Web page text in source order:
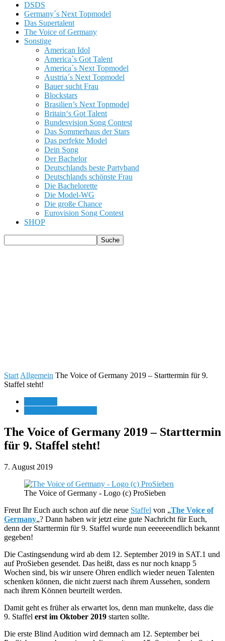
DSDS
Germany´s Next Topmodel
Das Supertalent
The Voice of Germany
Sonstige
American Idol
America´s Got Talent
America´s Next Topmodel
Austria´s Next Topmodel
Bauer sucht Frau
Blockstars
Brasilien’s Next Topmodel
Britain‘s Got Talent
Bundesvision Song Contest
Das Sommerhaus der Stars
Das perfekte Model
Dein Song
Der Bachelor
Deutschlands beste Partyband
Deutschlands schönste Frau
Die Bachelorette
Die Model-WG
Die große Chance
Eurovision Song Contest
SHOP
Start Allgemein The Voice of Germany 2019 – Starttermin für 9.
Staffel steht!
The Voice of Germany 2019 – Starttermin
für 9. Staffel steht!
7. August 2019
The Voice of Germany - Logo (c) ProSieben
Freut Ihr Euch auch schon auf die neue Staffel von „The Voice of
Germany„? Dann haben wir jetzt eine gute Nachricht für Euch,
denn der Starttermin für 9. Staffel wurde nun eeeeeeendlich bekannt
gegeben!
Die Castingsendung wird ab dem 12. September 2019 in SAT.1 und
auf ProSieben gesendet. Das heißt, dass es nur noch knapp 5
Wochen sind, bis wir unsere Ohren endlich wieder neuen Talenten
schenken können, die nicht zuerst nach ihrem Aussehen, sondern
nach ihrem Können beurteilt werden.
Damit geht es früher als erwartet los, denn man munkelte, dass die
9. Staffel erst im Oktober 2019 starten sollte.
Die erste Blind Audition wird demnach am 12. September bei